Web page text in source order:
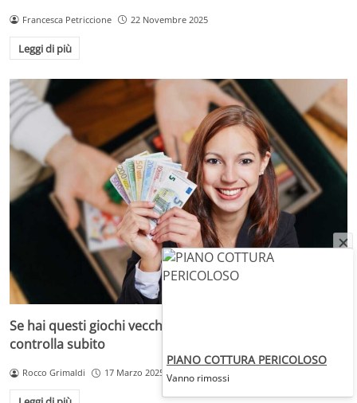
Francesca Petriccione 22 Novembre 2025
Leggi di più
Se hai questi giochi vecchi in casa sei ricco e non lo sai:
controlla subito
Rocco Grimaldi 17 Marzo 2025
PIANO COTTURA PERICOLOSO
Vanno rimossi